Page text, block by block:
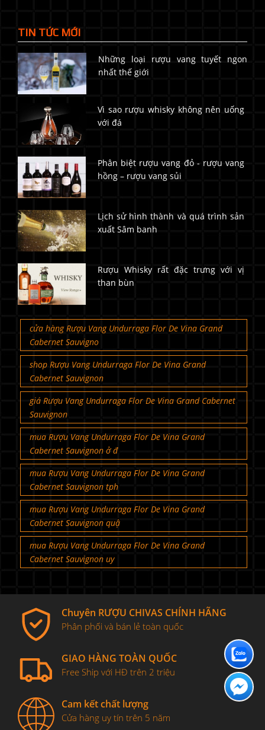
TIN TỨC MỚI
Những loại rượu vang tuyết ngon
nhất thế giới
Vì sao rượu whisky không nên uống
với đá
Phân biệt rượu vang đỏ - rượu vang
hồng – rượu vang sủi
Lịch sử hình thành và quá trình sản
xuất Sâm banh
Rượu Whisky rất đặc trưng với vị
than bùn
cửa hàng Rượu Vang Undurraga Flor De Vina Grand
Cabernet Sauvigno
shop Rượu Vang Undurraga Flor De Vina Grand
Cabernet Sauvignon
giá Rượu Vang Undurraga Flor De Vina Grand Cabernet
Sauvignon
mua Rượu Vang Undurraga Flor De Vina Grand
Cabernet Sauvignon ở đ
mua Rượu Vang Undurraga Flor De Vina Grand
Cabernet Sauvignon tph
mua Rượu Vang Undurraga Flor De Vina Grand
Cabernet Sauvignon quậ
mua Rượu Vang Undurraga Flor De Vina Grand
Cabernet Sauvignon uy
Chuyên RƯỢU CHIVAS CHÍNH HÃNG
Phân phối và bán lẻ toàn quốc
GIAO HÀNG TOÀN QUỐC
Free Ship với HĐ trên 2 triệu
Cam kết chất lượng
Cửa hàng uy tín trên 5 năm